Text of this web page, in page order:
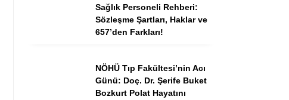
Sağlık Personeli Rehberi:
Sözleşme Şartları, Haklar ve
657’den Farkları!
NÖHÜ Tıp Fakültesi’nin Acı
Günü: Doç. Dr. Şerife Buket
Bozkurt Polat Hayatını